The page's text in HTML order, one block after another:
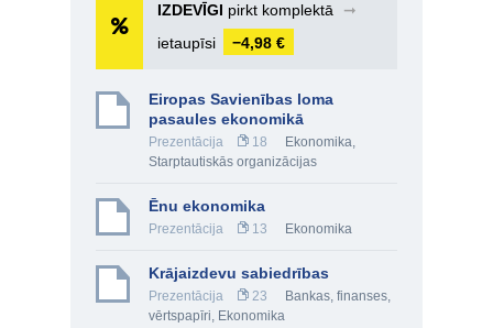
IZDEVĪGI pirkt komplektā
➞
ietaupīsi
−4,98 €
Eiropas Savienības loma
pasaules ekonomikā
Prezentācija 18 Ekonomika,
Starptautiskās organizācijas
Ēnu ekonomika
Prezentācija 13 Ekonomika
Krājaizdevu sabiedrības
Prezentācija 23
Bankas, finanses,
vērtspapīri, Ekonomika